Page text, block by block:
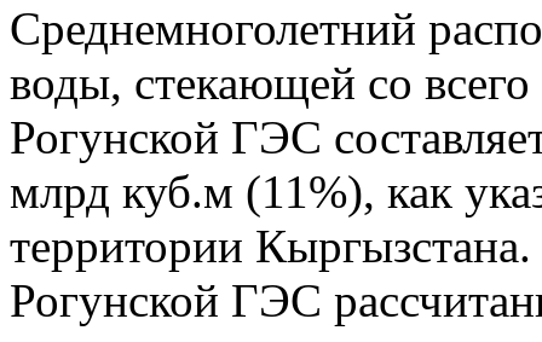
Среднемноголетний
воды, стекающей со всего
Рогунской ГЭС
млрд куб.м (11%), как
территории
Рогунской ГЭС